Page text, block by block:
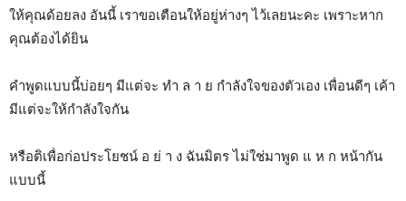
ให้คุณด้อยลง อันนี้ เราขอเตือนให้อยู่ห่างๆ ไว้เลยนะคะ เพราะหาก
คุณต้องได้ยิน
คำพูดแบบนี้บ่อยๆ มีแต่จะ ทำ ล า ย กำลังใจของตัวเอง เพื่อนดีๆ เค้า
มีแต่จะให้กำลังใจกัน
หรือติเพื่อก่อประโยชน์ อ ย่ า ง ฉันมิตร ไม่ใช่มาพูด แ ห ก หน้ากัน
แบบนี้